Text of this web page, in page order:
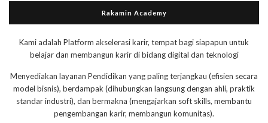
Rakamin Academy
Kami adalah Platform akselerasi karir, tempat bagi siapapun untuk
belajar dan membangun karir di bidang digital dan teknologi
Menyediakan layanan Pendidikan yang paling terjangkau (efisien secara
model bisnis), berdampak (dihubungkan langsung dengan ahli, praktik
standar industri), dan bermakna (mengajarkan soft skills, membantu
pengembangan karir, membangun komunitas).